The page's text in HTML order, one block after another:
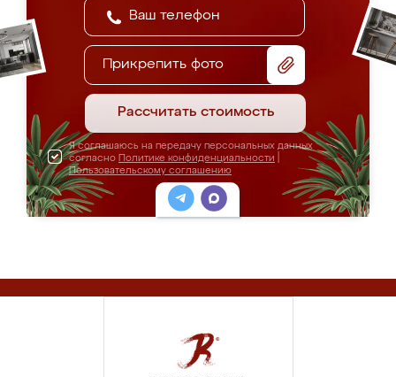
Прикрепить фото
Рассчитать стоимость
Я соглашаюсь на передачу персональных данных
согласно Политике конфиденциальности
Пользовательскому соглашению